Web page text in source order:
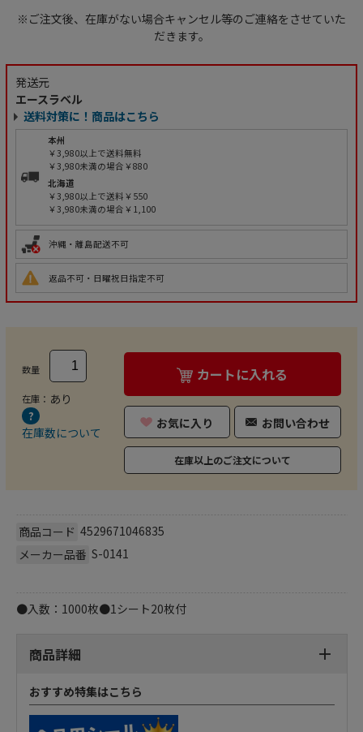
※ご注文後、在庫がない場合キャンセル等のご連絡をさせていた
だきます。
発送元
エースラベル
送料対策に！商品はこちら
本州
￥3,980以上で送料無料
￥3,980未満の場合￥880
北海道
￥3,980以上で送料￥550
￥3,980未満の場合￥1,100
沖縄・離島配送不可
返品不可・日曜祝日指定不可
数量
在庫： あり
在庫数について
カートに入れる
お気に入り お問い合わせ
在庫以上のご注文について
商品コード 4529671046835
メーカー品番 S-0141
●入数：1000枚●1シート20枚付
商品詳細
おすすめ特集はこちら